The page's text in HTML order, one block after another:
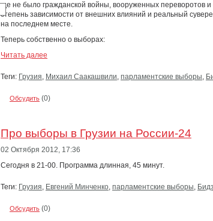
где не было гражданской войны, вооруженных переворотов
степень зависимости от внешних влияний и реальный
на последнем месте.
Теперь собственно о выборах:
Читать далее
Теги: Грузия, Михаил Саакашвили, парламентские выборы,
Обсудить (0)
Про выборы в Грузии на России-24
02 Октября 2012, 17:36
Сегодня в 21-00. Программа длинная, 45 минут.
Теги: Грузия, Евгений Минченко, парламентские выборы,
Обсудить (0)